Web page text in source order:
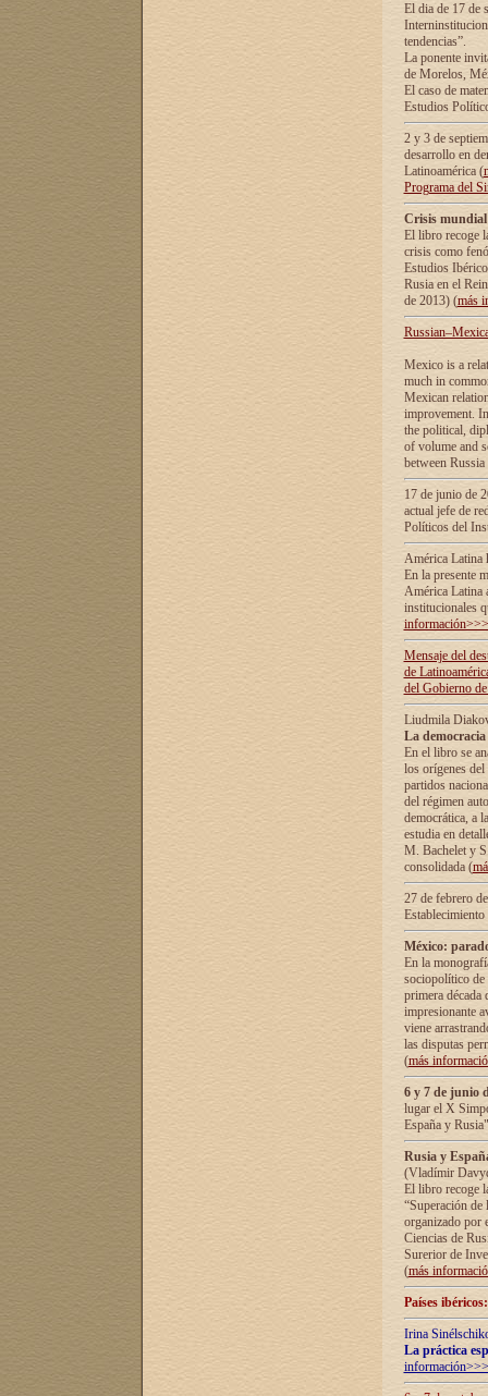
El dia de 17 de
tendencias”.
La ponente
de Morelos,
El caso de
Estudios
2 y 3 de
desarrollo en
Latinoamérica (
Programa del
Crisis
El libro recoge
crisis como
Estudios
Rusia en el
de 2013) (más
Mexico is a
much in
Mexican
improvement.
the political,
of volume and
between
17 de junio de
actual jefe de
Políticos del
América Latina
En la presente
América Latina
institucionales
información>>>
Mensaje del
de
del Gobierno
Liudmila
La
En el libro se
los orígenes
partidos
del régimen
democrática, а
estudia en
М. Bachelet у
consolidada (
27 de febrero
México:
En la
sociopolítico de
primera década
impresionante
viene
las disputas
(más
6 y 7 de junio
lugar el X
España y
Rusia y
(Vladímir
El libro recoge
“Superación
organizado por
Ciencias de
Surerior de
(más
Países
Irina
La práctica
información>>>